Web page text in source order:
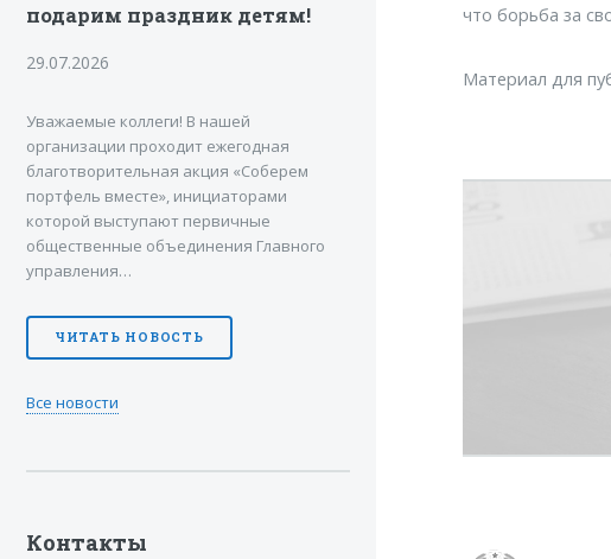
что борьба за
Материал для
подарим праздник детям!
29.07.2026
Уважаемые коллеги! В нашей
организации проходит ежегодная
благотворительная акция «Соберем
портфель вместе», инициаторами
которой выступают первичные
общественные объединения Главного
управления…
ЧИТАТЬ НОВОСТЬ
Все новости
Контакты